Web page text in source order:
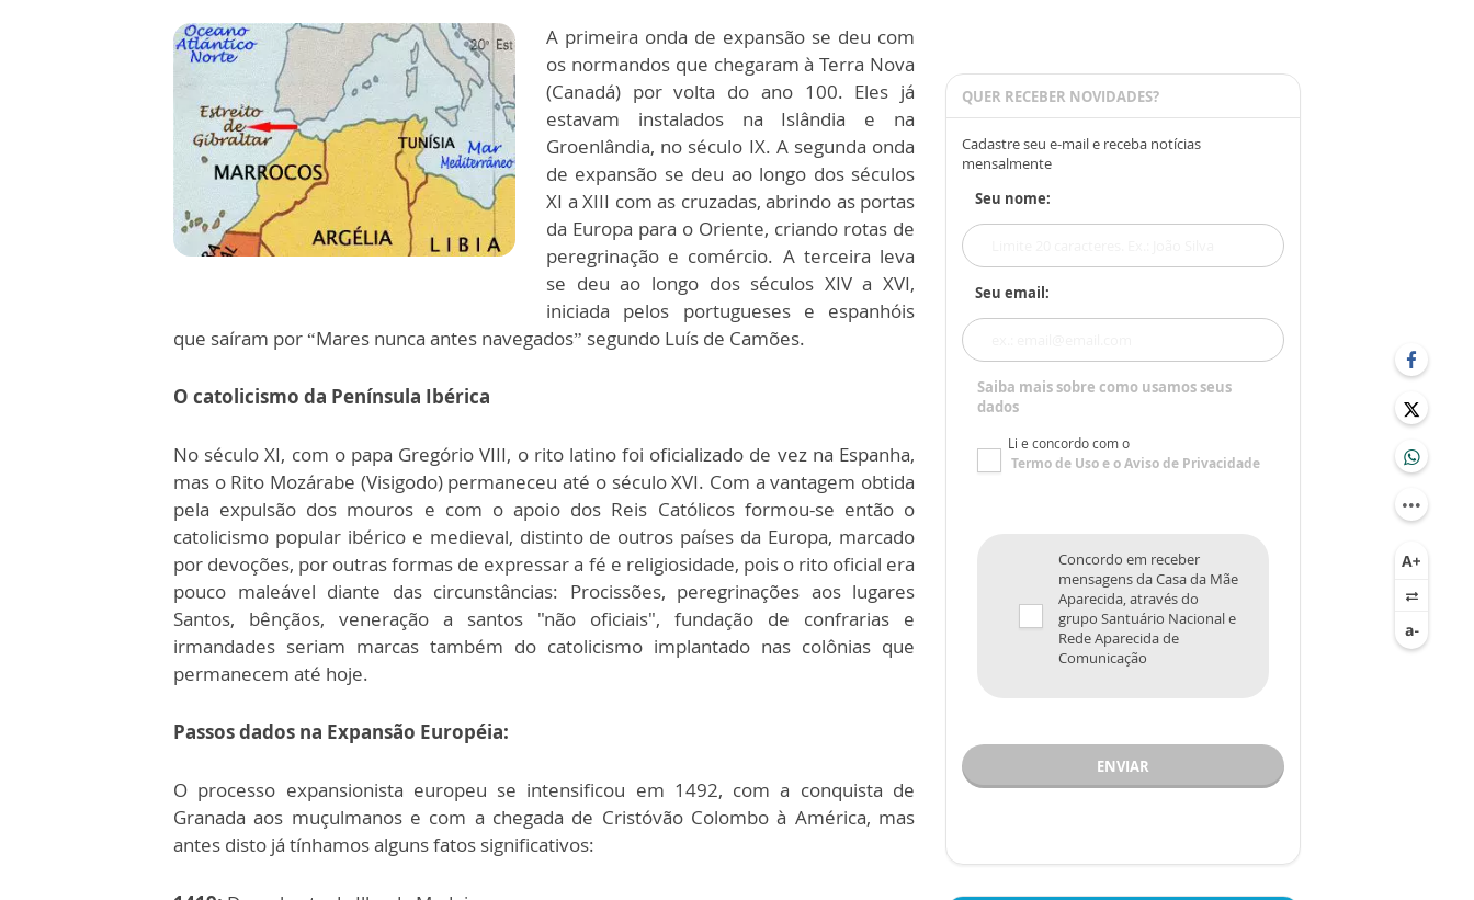
A primeira onda de expansão se deu com
os normandos que chegaram à Terra Nova
(Canadá) por volta do ano 100. Eles já
estavam instalados na Islândia e na
Groenlândia, no século IX. A segunda onda
de expansão se deu ao longo dos séculos
XI a XIII com as cruzadas, abrindo as portas
da Europa para o Oriente, criando rotas de
peregrinação e comércio. A terceira leva
se deu ao longo dos séculos XIV a XVI,
iniciada pelos portugueses e espanhóis
que saíram por “Mares nunca antes navegados” segundo Luís de Camões.
O catolicismo da Península Ibérica
No século XI, com o papa Gregório VIII, o rito latino foi oficializado de vez na Espanha,
mas o Rito Mozárabe (Visigodo) permaneceu até o século XVI. Com a vantagem obtida
pela expulsão dos mouros e com o apoio dos Reis Católicos formou-se então o
catolicismo popular ibérico e medieval, distinto de outros países da Europa, marcado
por devoções, por outras formas de expressar a fé e religiosidade, pois o rito oficial era
pouco maleável diante das circunstâncias: Procissões, peregrinações aos lugares
Santos, bênçãos, veneração a santos "não oficiais", fundação de confrarias e
irmandades seriam marcas também do catolicismo implantado nas colônias que
permanecem até hoje.
Passos dados na Expansão Européia:
O processo expansionista europeu se intensificou em 1492, com a conquista de
Granada aos muçulmanos e com a chegada de Cristóvão Colombo à América, mas
antes disto já tínhamos alguns fatos significativos:
QUER RECEBER NOVIDADES?
Cadastre seu e-mail e receba notícias
mensalmente
Seu nome:
Seu email:
Saiba mais sobre como usamos seus
dados
Li e concordo com o
Termo de Usoe oAviso de Privacidade
Concordo em receber
mensagens da Casa da Mãe
Aparecida, através do
grupo Santuário Nacional e
Rede Aparecida de
Comunicação
ENVIAR